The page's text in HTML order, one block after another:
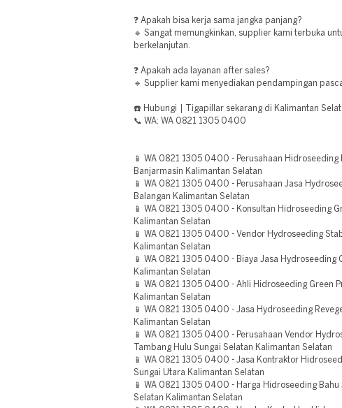
❓ Apakah bisa kerja sama jangka panjang?
🔹 Sangat memungkinkan, supplier kami terbuka
berkelanjutan.
❓ Apakah ada layanan after sales?
🔹 Supplier kami menyediakan pendampingan
☎️ Hubungi | Tigapillar sekarang di Kalimantan
📞 WA: WA 0821 1305 0400
📱 WA 0821 1305 0400 - Perusahaan Hidroseeding
Banjarmasin Kalimantan Selatan
📱 WA 0821 1305 0400 - Perusahaan Jasa
Balangan Kalimantan Selatan
📱 WA 0821 1305 0400 - Konsultan Hidroseeding
Kalimantan Selatan
📱 WA 0821 1305 0400 - Vendor Hydroseeding
Kalimantan Selatan
📱 WA 0821 1305 0400 - Biaya Jasa Hydroseeding
Kalimantan Selatan
📱 WA 0821 1305 0400 - Ahli Hidroseeding Green
Kalimantan Selatan
📱 WA 0821 1305 0400 - Jasa Hydroseeding
Kalimantan Selatan
📱 WA 0821 1305 0400 - Perusahaan Vendor
Tambang Hulu Sungai Selatan Kalimantan Selatan
📱 WA 0821 1305 0400 - Jasa Kontraktor
Sungai Utara Kalimantan Selatan
📱 WA 0821 1305 0400 - Harga Hidroseeding Bahu
Selatan Kalimantan Selatan